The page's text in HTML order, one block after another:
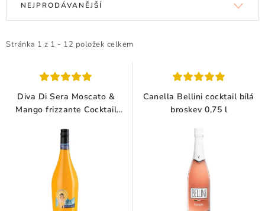
Doprava a platba
Obchodní podmínky
Kontakty
O nás Velkoobchod
i
Stránka 1 z 1 - 12 položek celkem
e
NEJPRODÁVANĚJŠÍ
Diva Di Sera Moscato &
Mango frizzante Cocktail
Canella Bellini cocktail bílá
broskev 0,75 l